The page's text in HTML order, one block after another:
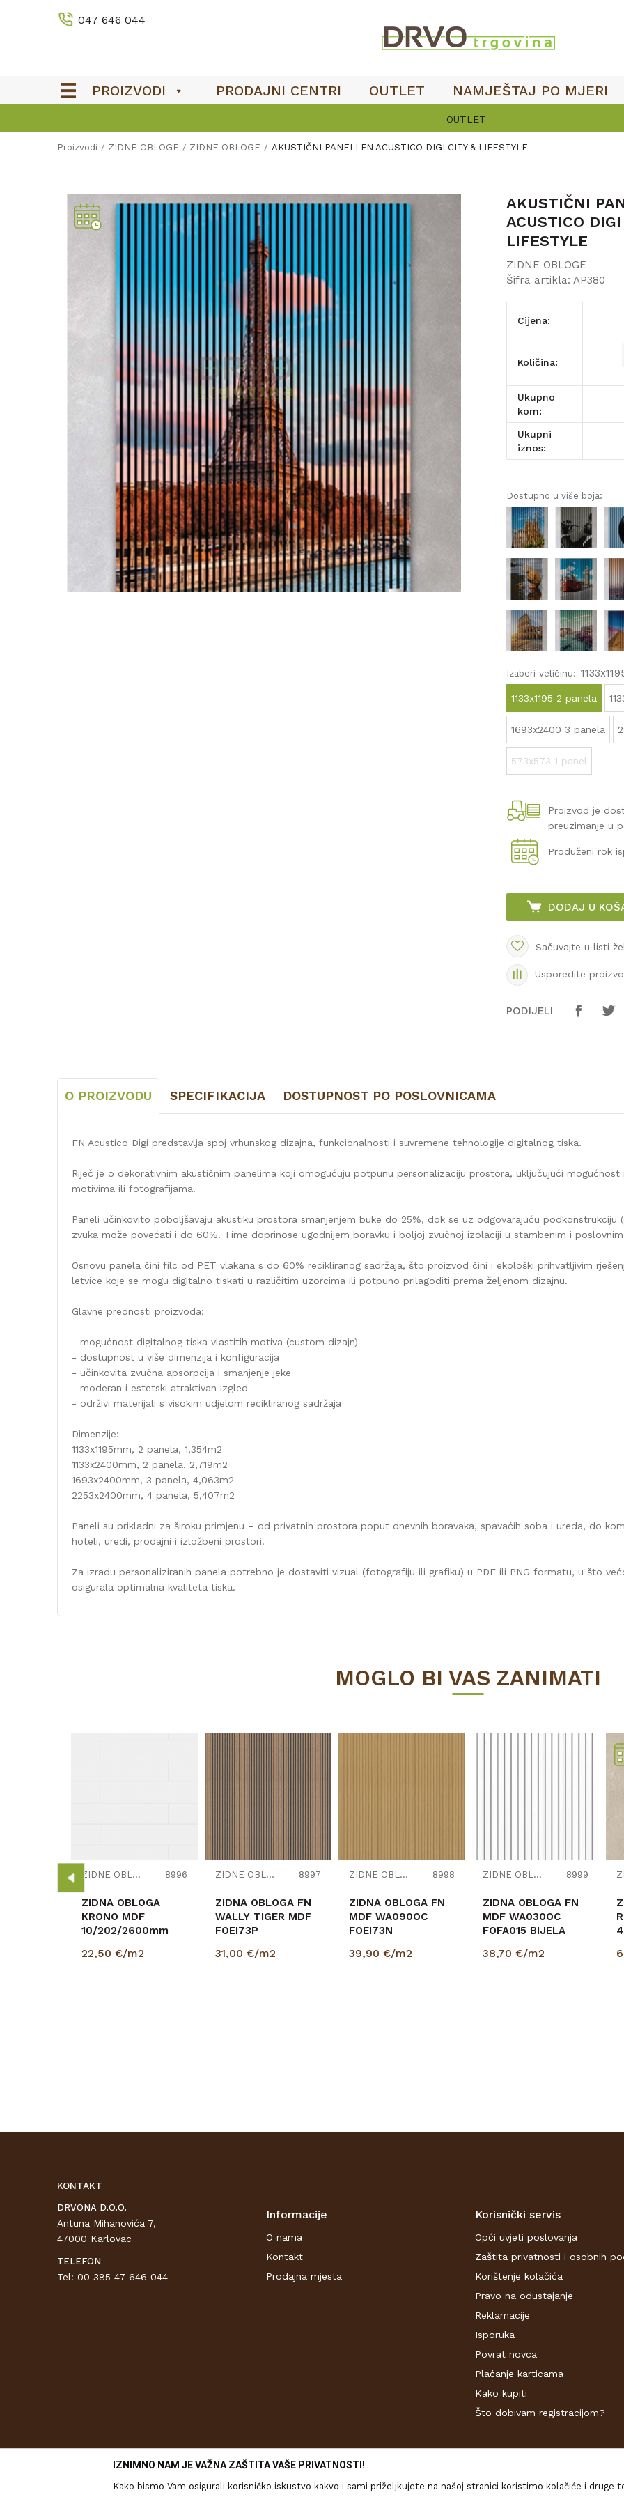
047 646 044
PROIZVODI PRODAJNI CENTRI OUTLET NAMJEŠTAJ PO MJERI
Proizvodi ZIDNE OBLOGE ZIDNE OBLOGE AKUSTIČNI PANELI FN ACUSTICO DIGI CITY & LIFESTYLE
AKUSTIČNI
ACUSTICO
LIFESTYLE
ZIDNE OBLOGE
Šifra artikla: AP380
Cijena:
Količina:
Ukupno
kom:
Ukupni
iznos:
Dostupno u više boja:
Izaberi veličinu:
1133x1195 2 panela
1693x2400 3 panela
573x573 1 panel
Proizvod je
preuzimanje u
Produženi rok
DODAJ U
Sačuvajte u listi
Usporedite
PODIJELI
O PROIZVODU SPECIFIKACIJA DOSTUPNOST PO POSLOVNICAMA
FN Acustico Digi predstavlja spoj vrhunskog dizajna, funkcionalnosti i suvremene tehnologije digitalnog tiska.
Riječ je o dekorativnim akustičnim panelima koji omogućuju potpunu personalizaciju prostora, uključujući
motivima ili fotografijama.
Paneli učinkovito poboljšavaju akustiku prostora smanjenjem buke do 25%, dok se uz odgovarajuću podkonstrukciju
zvuka može povećati i do 60%. Time doprinose ugodnijem boravku i boljoj zvučnoj izolaciji u stambenim i
Osnovu panela čini filc od PET vlakana s do 60% recikliranog sadržaja, što proizvod čini i ekološki prihvatljivim
letvice koje se mogu digitalno tiskati u različitim uzorcima ili potpuno prilagoditi prema željenom dizajnu.
Glavne prednosti proizvoda:
- mogućnost digitalnog tiska vlastitih motiva (custom dizajn)
- dostupnost u više dimenzija i konfiguracija
- učinkovita zvučna apsorpcija i smanjenje jeke
- moderan i estetski atraktivan izgled
- održivi materijali s visokim udjelom recikliranog sadržaja
Dimenzije:
1133x1195mm, 2 panela, 1,354m2
1133x2400mm, 2 panela, 2,719m2
1693x2400mm, 3 panela, 4,063m2
2253x2400mm, 4 panela, 5,407m2
Paneli su prikladni za široku primjenu – od privatnih prostora poput dnevnih boravaka, spavaćih soba i ureda, do
hoteli, uredi, prodajni i izložbeni prostori.
Za izradu personaliziranih panela potrebno je dostaviti vizual (fotografiju ili grafiku) u PDF ili PNG formatu, u što
osigurala optimalna kvaliteta tiska.
EIFFEL TOWER
1195
MOGLO BI VAS ZANIMATI
ZIDNE OBLOGE 8996
ZIDNA OBLOGA
KRONO MDF
10/202/2600mm
22,50 €/m2
ZIDNE OBLOGE 8997
ZIDNA OBLOGA FN
WALLY TIGER MDF
FOEI73P
8/180/2670mm
31,00 €/m2
ZIDNE OBLOGE 8998
ZIDNA OBLOGA FN
MDF WA090OC
FOEI73N
12/118/2670mm
39,90 €/m2
ZIDNE OBLOGE 8999
ZIDNA OBLOGA FN
MDF WA030OC
FOFA015 BIJELA
pak=1,89m2
38,70 €/m2
KONTAKT
DRVONA D.O.O.
Antuna Mihanovića 7,
47000 Karlovac
TELEFON
Tel: 00 385 47 646 044
Informacije
O nama
Kontakt
Prodajna mjesta
Korisnički servis
Opći uvjeti poslovanja
Zaštita privatnosti i osobnih
Korištenje kolačića
Pravo na odustajanje
Reklamacije
Isporuka
Povrat novca
Plaćanje karticama
Kako kupiti
Što dobivam registracijom?
IZNIMNO NAM JE VAŽNA ZAŠTITA VAŠE PRIVATNOSTI!
Kako bismo Vam osigurali korisničko iskustvo kakvo i sami priželjkujete na našoj stranici koristimo kolačiće i druge